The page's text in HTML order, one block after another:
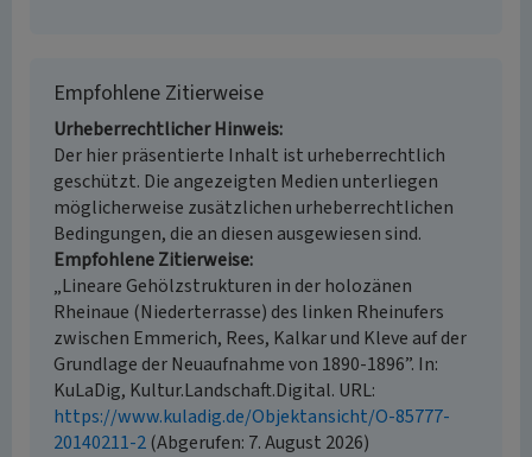
Empfohlene Zitierweise
Urheberrechtlicher Hinweis
Der hier präsentierte Inhalt ist urheberrechtlich
geschützt. Die angezeigten Medien unterliegen
möglicherweise zusätzlichen urheberrechtlichen
Bedingungen, die an diesen ausgewiesen sind.
Empfohlene Zitierweise
„Lineare Gehölzstrukturen in der holozänen
Rheinaue (Niederterrasse) des linken Rheinufers
zwischen Emmerich, Rees, Kalkar und Kleve auf der
Grundlage der Neuaufnahme von 1890-1896”. In:
KuLaDig, Kultur.Landschaft.Digital. URL:
https://www.kuladig.de/Objektansicht/O-85777-
20140211-2(Abgerufen: 7. August 2026)